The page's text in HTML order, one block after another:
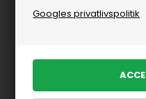
Googles privatlivspolitik
Bolig »